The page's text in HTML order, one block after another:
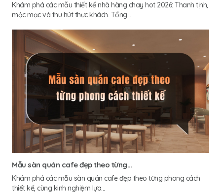
Khám phá các mẫu thiết kế nhà hàng chay hot 2026: Thanh tịnh,
mộc mạc và thu hút thực khách. Tổng...
Mẫu sàn quán cafe đẹp theo từng...
Khám phá các mẫu sàn quán cafe đẹp theo từng phong cách
thiết kế, cùng kinh nghiệm lựa...